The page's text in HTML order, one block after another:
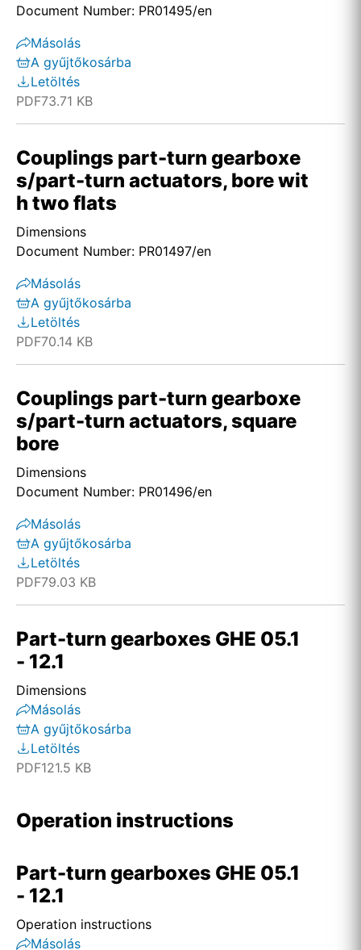
Document Number: PR01495/en
Másolás
A gyűjtőkosárba
Letöltés
PDF73.71 KB
Couplings part-turn gearboxe
s/part-turn actuators, bore wit
h two flats
Dimensions
Document Number: PR01497/en
Másolás
A gyűjtőkosárba
Letöltés
PDF70.14 KB
Couplings part-turn gearboxe
s/part-turn actuators, square
bore
Dimensions
Document Number: PR01496/en
Másolás
A gyűjtőkosárba
Letöltés
PDF79.03 KB
Part-turn gearboxes GHE 05.1
- 12.1
Dimensions
Másolás
A gyűjtőkosárba
Letöltés
PDF121.5 KB
Operation instructions
Part-turn gearboxes GHE 05.1
- 12.1
Operation instructions
Másolás